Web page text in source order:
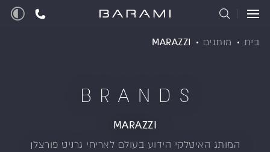
BRANDS
MARAZZI
המותג האיטלקי הידוע בעולם לאריחי גרניט פורצלן
בית מותגים MARAZZI